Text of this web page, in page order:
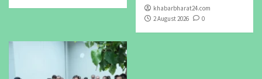
khabarbharat24.com
2 August 2026
0